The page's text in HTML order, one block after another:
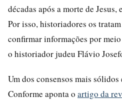
décadas após a morte de
Por isso, historiadores os
confirmar informações por
o historiador judeu Flávio
Um dos consensos mais
Conforme aponta o artigo da